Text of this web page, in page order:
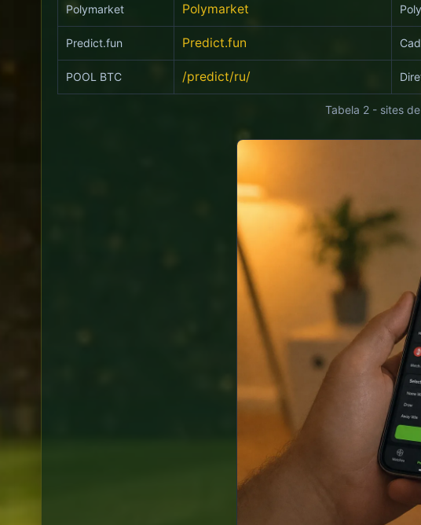
Tabela 2 - sites
Polymarket Polymarket
Predict.fun Predict.fun
POOL BTC /predict/ru/